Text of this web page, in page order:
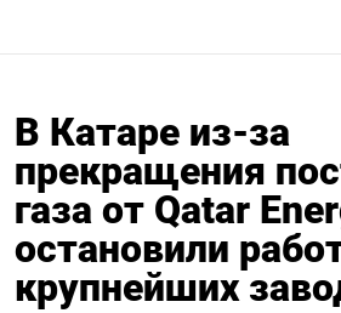
В Катаре из-за
прекращения
газа от Qatar
остановили
крупнейших